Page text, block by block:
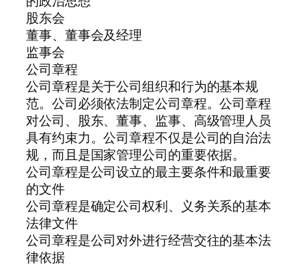
股东会
董事、董事会及经理
监事会
公司章程
公司章程是关于公司组织和行为的基本规
范。公司必须依法制定公司章程。公司章程
对公司、股东、董事、监事、高级管理人员
具有约束力。公司章程不仅是公司的自治法
规，而且是国家管理公司的重要依据。
公司章程是公司设立的最主要条件和最重要
的文件
公司章程是确定公司权利、义务关系的基本
法律文件
公司章程是公司对外进行经营交往的基本法
律依据